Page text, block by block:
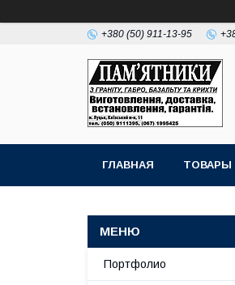
+380 (50) 911-13-95
ГЛАВНАЯ ТОВАРЫ
Портфолио